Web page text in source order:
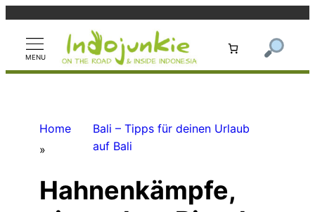
springen
Home
»
Bali – Tipps für deinen Urlaub
auf Bali
Hahnenkämpfe,